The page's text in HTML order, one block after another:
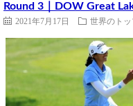
Round 3｜DOW Great
2021年7月17日 世界のト